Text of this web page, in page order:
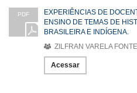
PDF
EXPERIÊNCIAS DE
ENSINO DE TEMAS DE
BRASILEIRA E INDÍGENA.
ZILFRAN VARELA
Acessar